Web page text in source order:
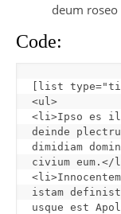
deum
Code:
[ list
<ul>
<li>Ipso es
deinde
dimidiam
civium
istam
usque est